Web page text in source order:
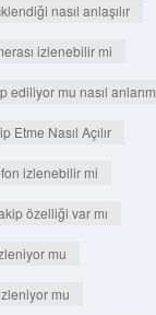
nasıl anlaşılır
izlenebilir mi
ediliyor mu nasıl anlarım
Etme Nasıl Açılır
izlenebilir mi
özelliği var mı
mu
mu